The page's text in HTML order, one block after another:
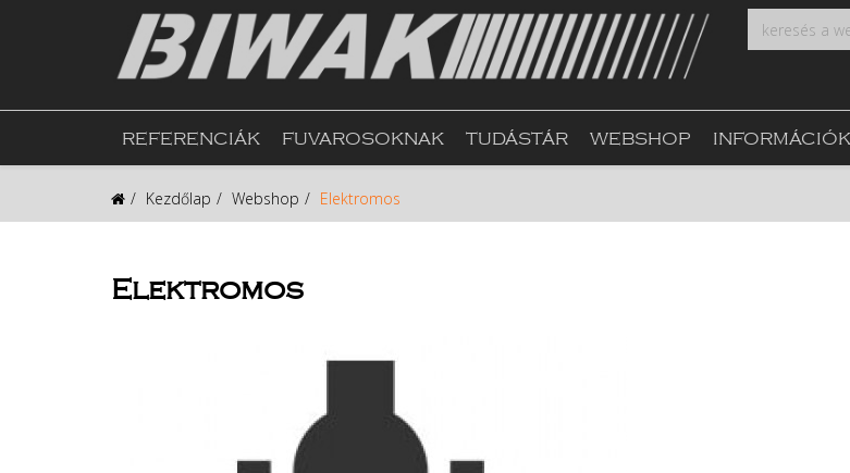
REFERENCIÁK FUVAROSOKNAK TUDÁSTÁR WEBSHOP INFORMÁCIÓK
Kezdőlap Webshop Elektromos
Elektromos